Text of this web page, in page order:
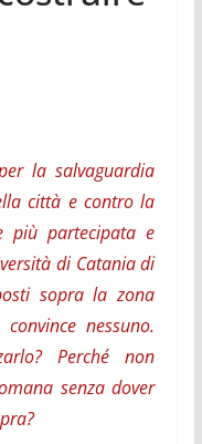
la salvaguardia
città e contro la
più partecipata e
di Catania di
sopra la zona
nessuno.
Perché non
senzadover
?